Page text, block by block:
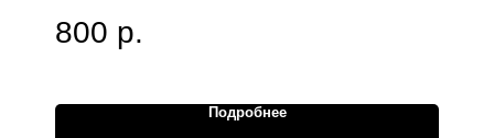
ореховым вкусом
польза
для вашего здоровья. Он питает, даёт
800 р.
Подробнее